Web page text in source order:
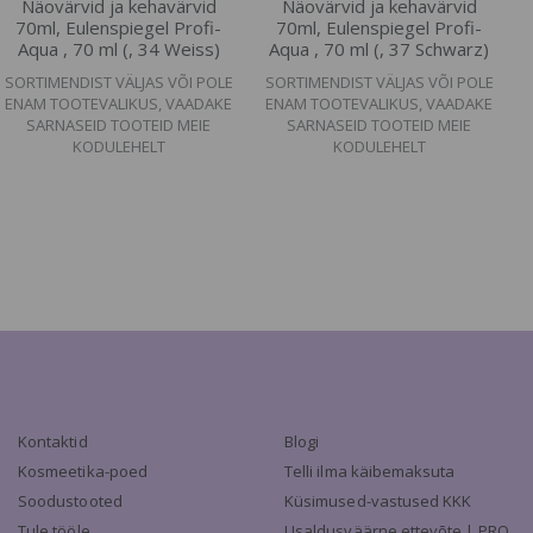
Näovärvid ja kehavärvid
70ml, Eulenspiegel Profi-
Aqua , 70 ml (, 34 Weiss)
SORTIMENDIST VÄLJAS VÕI POLE
ENAM TOOTEVALIKUS, VAADAKE
SARNASEID TOOTEID MEIE
KODULEHELT
Näovärvid ja kehavärvid
70ml, Eulenspiegel Profi-
Aqua , 70 ml (, 37 Schwarz)
SORTIMENDIST VÄLJAS VÕI POLE
ENAM TOOTEVALIKUS, VAADAKE
SARNASEID TOOTEID MEIE
KODULEHELT
Kontaktid
Kosmeetika-poed
Soodustooted
Blogi
Telli ilma käibemaksuta
Küsimused-vastused KKK